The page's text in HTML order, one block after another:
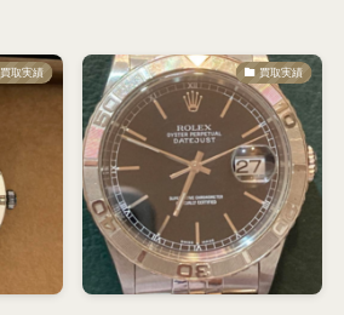
買取実績 買取実績